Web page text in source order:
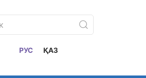
РУС ҚАЗ